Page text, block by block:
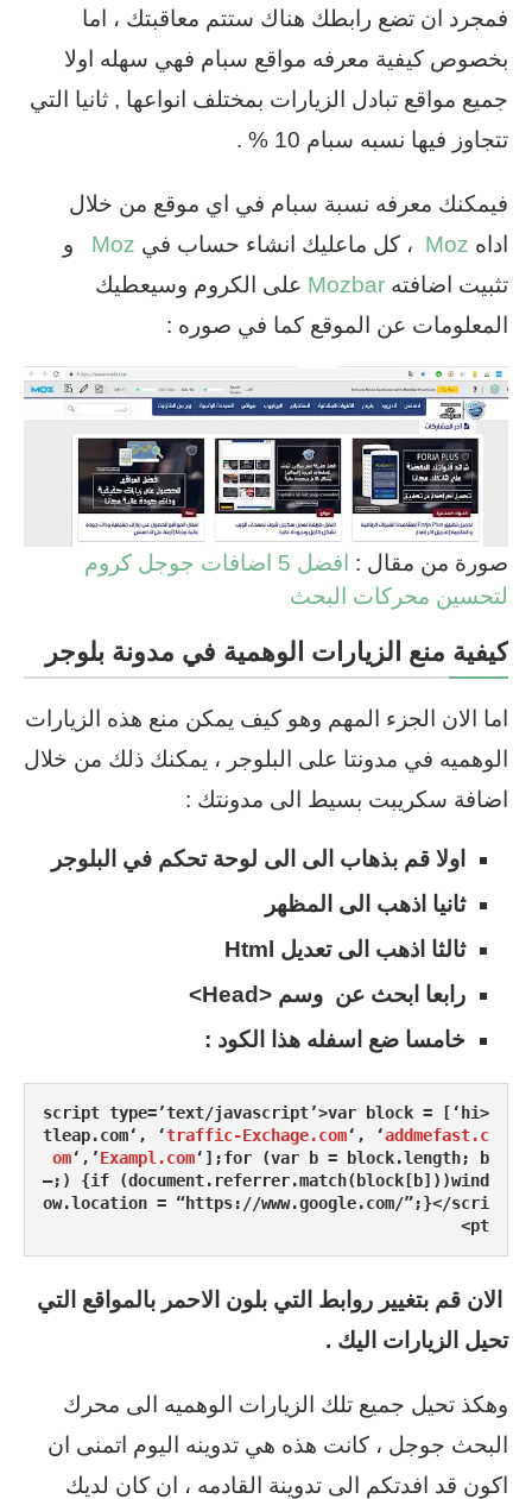
فمجرد ان تضع رابطك هناك ستتم معاقبتك ، اما
بخصوص كيفية معرفه مواقع سبام فهي سهله اولا
جميع مواقع تبادل الزيارات بمختلف انواعها , ثانيا التي
تتجاوز فيها نسبه سبام 10 % .
فيمكنك معرفه نسبة سبام في اي موقع من خلال
اداه Moz ، كل ماعليك انشاء حساب في Moz و
تثبيت اضافته Mozbar على الكروم وسيعطيك
المعلومات عن الموقع كما في صوره :
صورة من مقال :
افضل 5 اضافات جوجل كروم
لتحسين محركات البحث
كيفية منع الزيارات الوهمية في مدونة بلوجر
اما الان الجزء المهم وهو كيف يمكن منع هذه الزيارات
الوهميه في مدونتا على البلوجر ، يمكنك ذلك من خلال
اضافة سكريبت بسيط الى مدونتك :
اولا قم بذهاب الى الى لوحة تحكم في البلوجر
ثانيا اذهب الى المظهر
ثالثا اذهب الى تعديل Html
رابعا ابحث عن وسم <Head>
خامسا ضع اسفله هذا الكود :
<script type=’text/javascript’>var block = [‘hi
tleap.com‘, ‘traffic-Exchage.com‘, ‘addmefast.c
om‘,’Exampl.com‘];for (var b = block.length; b
–;) {if (document.referrer.match(block[b]))wind
ow.location = “https://www.google.com/”;}</scri
pt>
الان قم بتغيير روابط التي بلون الاحمر بالمواقع التي
تحيل الزيارات اليك .
وهكذ تحيل جميع تلك الزيارات الوهميه الى محرك
البحث جوجل ، كانت هذه هي تدوينه اليوم اتمنى ان
اكون قد افدتكم الى تدوينة القادمه ، ان كان لديك